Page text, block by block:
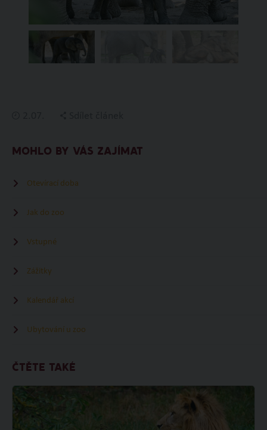
MOHLO BY VÁS ZAJÍMAT
Otevírací doba
Jak do zoo
Vstupné
Zážitky
Kalendář akcí
Ubytování u zoo
ČTĚTE TAKÉ